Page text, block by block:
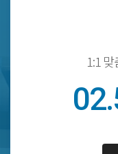
1:1